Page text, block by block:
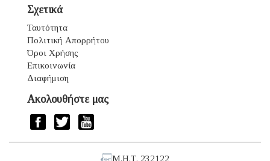
Σχετικά
Ταυτότητα
Πολιτική Απορρήτου
Όροι Χρήσης
Επικοινωνία
Διαφήμιση
Ακολουθήστε μας
Μ.Η.Τ. 232122